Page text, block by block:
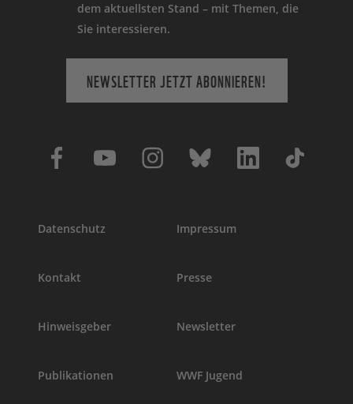
dem aktuellsten Stand – mit Themen, die
Sie interessieren.
NEWSLETTER JETZT ABONNIEREN!
Datenschutz Impressum
Kontakt Presse
Hinweisgeber Newsletter
Publikationen WWF Jugend